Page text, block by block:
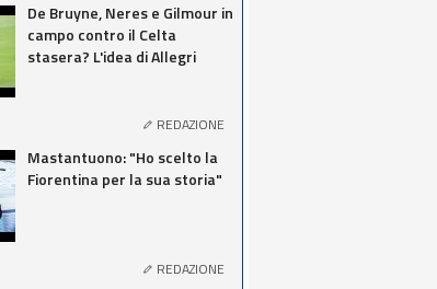
De Bruyne, Neres e Gilmour in
campo contro il Celta
stasera? L'idea di Allegri
REDAZIONE
Mastantuono: "Ho scelto la
Fiorentina per la sua storia"
REDAZIONE